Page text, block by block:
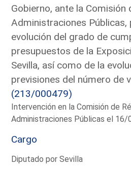
Gobierno, ante la Comisión
Administraciones
evolución del grado de
presupuestos de la
Sevilla, así como de la
previsiones del número de
(213/000479)
Intervención en la Comisión de
Administraciones Públicas el
Cargo
Diputado por Sevilla